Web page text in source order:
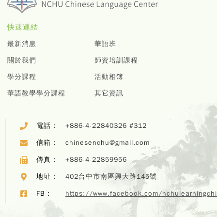
快速連結
最新消息
關於我們
學分課程
華語教學學分課程
華語班
師資培訓課程
活動相簿
其它資訊
電話： +886-4-22840326 #312
信箱： chinesenchu@gmail.com
傳真： +886-4-22859956
地址： 402台中市南區興大路145號
FB： https://www.facebook.com/